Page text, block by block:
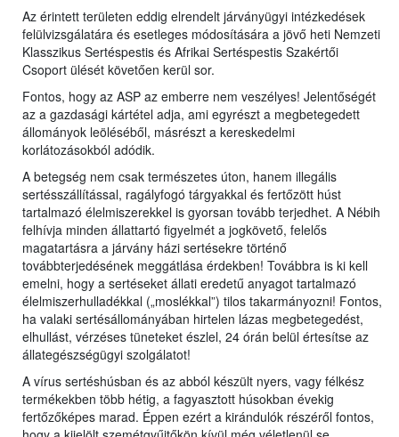
Az érintett területen eddig elrendelt járványügyi intézkedések
felülvizsgálatára és esetleges módosítására a jövő heti Nemzeti
Klasszikus Sertéspestis és Afrikai Sertéspestis Szakértői
Csoport ülését követően kerül sor.
Fontos, hogy az ASP az emberre nem veszélyes! Jelentőségét
az a gazdasági kártétel adja, ami egyrészt a megbetegedett
állományok leöléséből, másrészt a kereskedelmi
korlátozásokból adódik.
A betegség nem csak természetes úton, hanem illegális
sertésszállítással, ragályfogó tárgyakkal és fertőzött húst
tartalmazó élelmiszerekkel is gyorsan tovább terjedhet. A Nébih
felhívja minden állattartó figyelmét a jogkövető, felelős
magatartásra a járvány házi sertésekre történő
továbbterjedésének meggátlása érdekben! Továbbra is ki kell
emelni, hogy a sertéseket állati eredetű anyagot tartalmazó
élelmiszerhulladékkal („moslékkal”) tilos takarmányozni! Fontos,
ha valaki sertésállományában hirtelen lázas megbetegedést,
elhullást, vérzéses tüneteket észlel, 24 órán belül értesítse az
állategészségügyi szolgálatot!
A vírus sertéshúsban és az abból készült nyers, vagy félkész
termékekben több hétig, a fagyasztott húsokban évekig
fertőzőképes marad. Éppen ezért a kirándulók részéről fontos,